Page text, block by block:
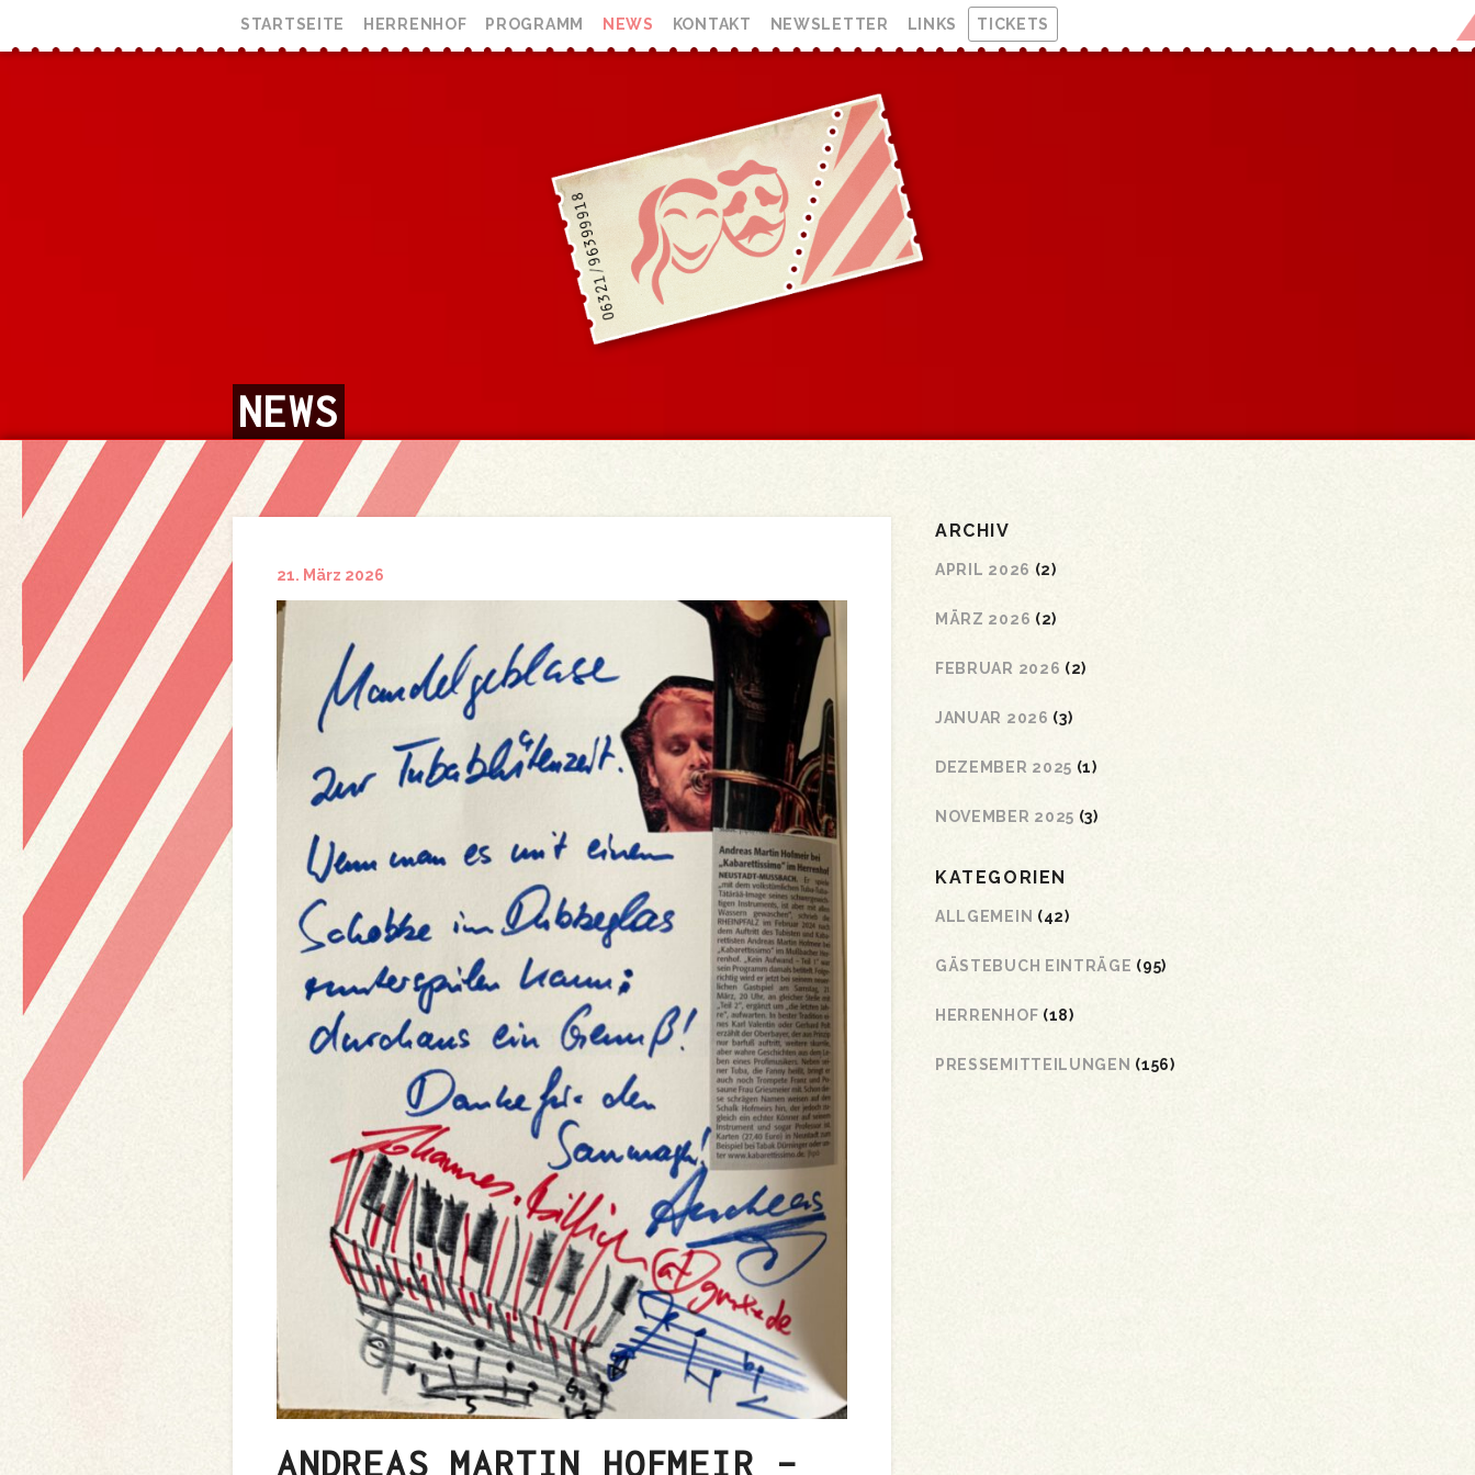
STARTSEITE HERRENHOF PROGRAMM NEWS KONTAKT NEWSLETTER LINKS TICKETS
NEWS
21. März 2026
ANDREAS MARTIN HOFMEIR –
ARCHIV
APRIL 2026 (2)
MÄRZ 2026 (2)
FEBRUAR 2026 (2)
JANUAR 2026 (3)
DEZEMBER 2025 (1)
NOVEMBER 2025 (3)
KATEGORIEN
ALLGEMEIN (42)
GÄSTEBUCH EINTRÄGE (95)
HERRENHOF (18)
PRESSEMITTEILUNGEN (156)